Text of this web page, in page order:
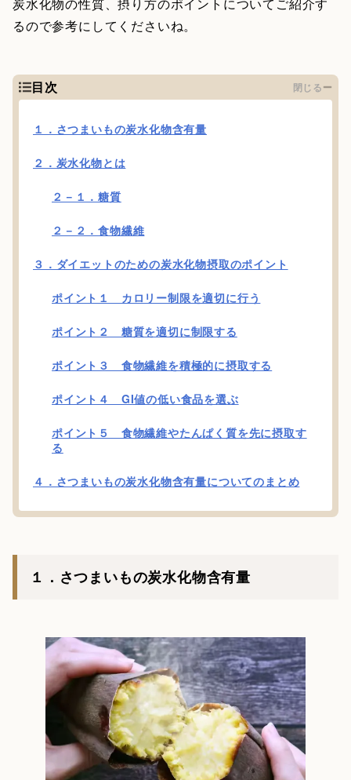
るので参考にしてくださいね。
目次 閉じる
１．さつまいもの炭水化物含有量
２．炭水化物とは
２－１．糖質
２－２．食物繊維
３．ダイエットのための炭水化物摂取のポイント
ポイント１ カロリー制限を適切に行う
ポイント２ 糖質を適切に制限する
ポイント３ 食物繊維を積極的に摂取する
ポイント４ GI値の低い食品を選ぶ
ポイント５ 食物繊維やたんぱく質を先に摂取す
る
４．さつまいもの炭水化物含有量についてのまとめ
１．さつまいもの炭水化物含有量